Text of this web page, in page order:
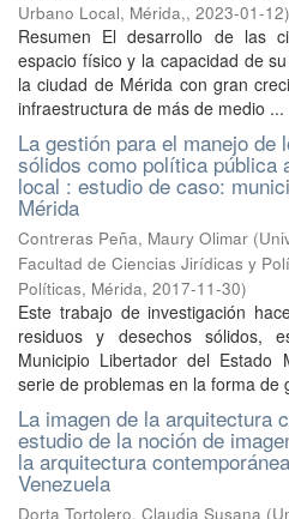
Urbano Local, Mérida,, 2023-01-12)
Resumen El desarrollo de las
espacio físico y la capacidad de
la ciudad de Mérida con gran
infraestructura de más de medio ...
La gestión para el manejo de
sólidos como política pública
local : estudio de caso:
Mérida
Contreras Peña, Maury Olimar (
Facultad de Ciencias Jirídicas y
Políticas, Mérida, 2017-11-30)
Este trabajo de investigación
residuos y desechos sólidos,
Municipio Libertador del Estado
serie de problemas en la forma de
La imagen de la arquitectura
estudio de la noción de
la arquitectura
Venezuela
Dorta Tortolero, Claudia Susana (